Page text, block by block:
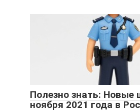
Полезно знать:
ноября 2021 года в